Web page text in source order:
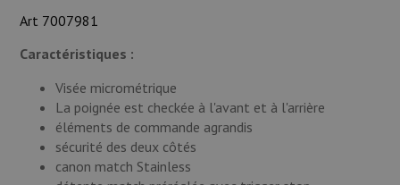
Art 7007981
Caractéristiques :
Visée micrométrique
La poignée est checkée à l'avant et à l'arrière
éléments de commande agrandis
sécurité des deux côtés
canon match Stainless